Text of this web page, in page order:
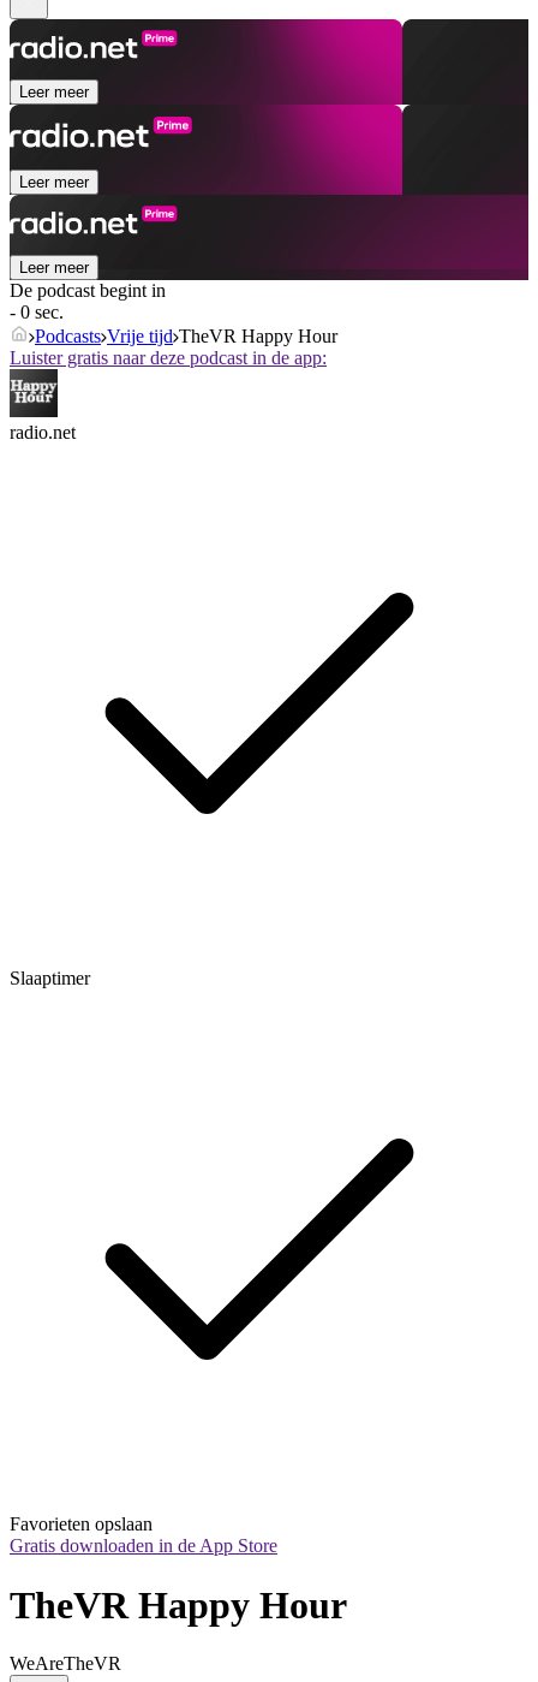
Leer meer
Leer meer
Leer meer
De podcast begint in
- 0 sec.
Podcasts Vrije tijd TheVR Happy Hour
Luister gratis naar deze podcast in de app:
radio.net
Slaaptimer
Favorieten opslaan
Gratis downloaden in de App Store
TheVR Happy Hour
WeAreTheVR